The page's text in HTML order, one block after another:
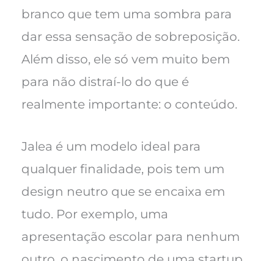
branco que tem uma sombra para
dar essa sensação de sobreposição.
Além disso, ele só vem muito bem
para não distraí-lo do que é
realmente importante: o conteúdo.
Jalea é um modelo ideal para
qualquer finalidade, pois tem um
design neutro que se encaixa em
tudo. Por exemplo, uma
apresentação escolar para nenhum